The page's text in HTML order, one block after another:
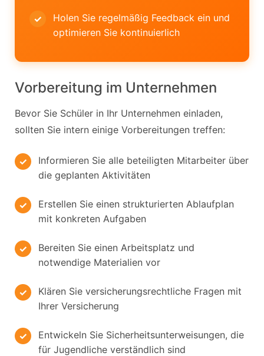
Holen Sie regelmäßig Feedback ein und
optimieren Sie kontinuierlich
Vorbereitung im Unternehmen
Bevor Sie Schüler in Ihr Unternehmen einladen,
sollten Sie intern einige Vorbereitungen treffen:
Informieren Sie alle beteiligten Mitarbeiter über
die geplanten Aktivitäten
Erstellen Sie einen strukturierten Ablaufplan
mit konkreten Aufgaben
Bereiten Sie einen Arbeitsplatz und
notwendige Materialien vor
Klären Sie versicherungsrechtliche Fragen mit
Ihrer Versicherung
Entwickeln Sie Sicherheitsunterweisungen, die
für Jugendliche verständlich sind